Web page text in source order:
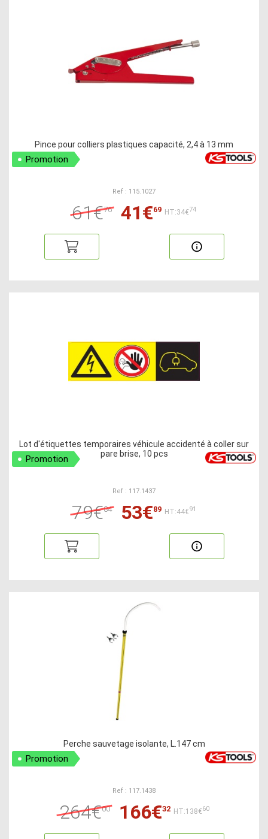
Pince pour colliers plastiques capacité, 2,4 à 13 mm
Promotion
Ref : 115.1027
61€76 41€69 HT:34€74
Lot d'étiquettes temporaires véhicule accidenté à coller sur
pare brise, 10 pcs
Promotion
Ref : 117.1437
79€84 53€89 HT:44€91
Perche sauvetage isolante, L.147 cm
Promotion
Ref : 117.1438
264€00 166€32 HT:138€60